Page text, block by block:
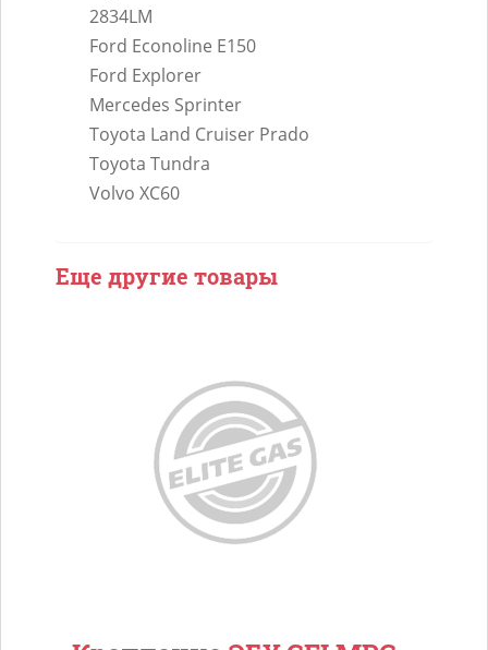
2834LM
Ford Econoline E150
Ford Explorer
Mercedes Sprinter
Toyota Land Cruiser Prado
Toyota Tundra
Volvo XC60
Еще другие товары